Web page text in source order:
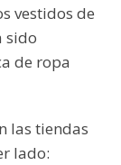
vestidos de
sido
de ropa
las tiendas
lado: